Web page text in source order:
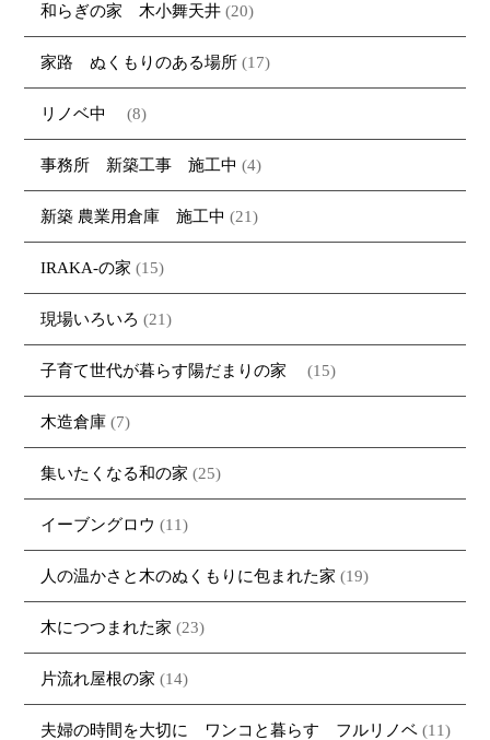
和らぎの家 木小舞天井 (20)
家路 ぬくもりのある場所 (17)
リノベ中 (8)
事務所 新築工事 施工中 (4)
新築 農業用倉庫 施工中 (21)
IRAKA-の家 (15)
現場いろいろ (21)
子育て世代が暮らす陽だまりの家 (15)
木造倉庫 (7)
集いたくなる和の家 (25)
イーブングロウ (11)
人の温かさと木のぬくもりに包まれた家 (19)
木につつまれた家 (23)
片流れ屋根の家 (14)
夫婦の時間を大切に ワンコと暮らす フルリノベ (11)